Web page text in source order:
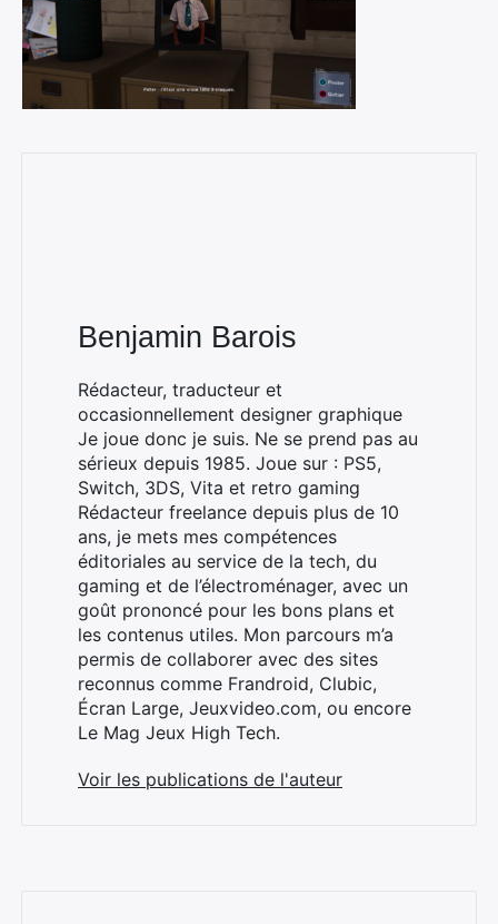
Benjamin Barois
Rédacteur, traducteur et
occasionnellement designer graphique
Je joue donc je suis. Ne se prend pas au
sérieux depuis 1985. Joue sur : PS5,
Switch, 3DS, Vita et retro gaming
Rédacteur freelance depuis plus de 10
ans, je mets mes compétences
éditoriales au service de la tech, du
gaming et de l’électroménager, avec un
goût prononcé pour les bons plans et
les contenus utiles. Mon parcours m’a
permis de collaborer avec des sites
reconnus comme Frandroid, Clubic,
Écran Large, Jeuxvideo.com, ou encore
Le Mag Jeux High Tech.
Voir les publications de l'auteur
Rechercher